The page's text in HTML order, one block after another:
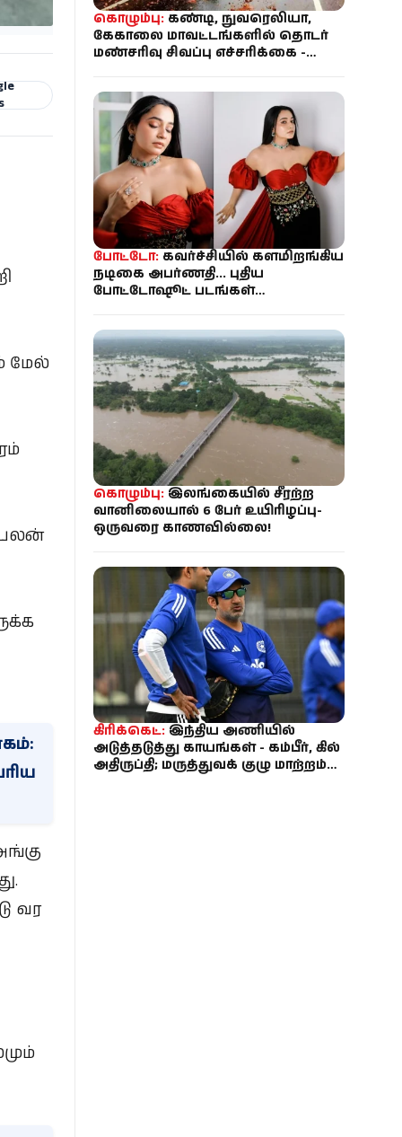
மேல்
வர
கொழும்பு: கண்டி, நுவரெலியா,
கேகாலை மாவட்டங்களில் தொடர்
மண்சரிவு சிவப்பு எச்சரிக்கை -
போட்டோ: கவர்ச்சியில் களமிறங்கிய
நடிகை அபர்ணதி... புதிய
போட்டோஷூட் படங்கள்
கொழும்பு: இலங்கையில் சீரற்ற
வானிலையால் 6 பேர் உயிரிழப்பு-
ஒருவரை காணவில்லை!
கிரிக்கெட்: இந்திய அணியில்
அடுத்தடுத்து காயங்கள் - கம்பீர், கில்
அதிருப்தி; மருத்துவக் குழு மாற்றம்